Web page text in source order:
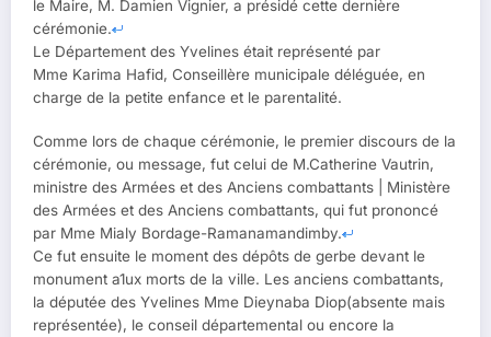
le Maire, M. Damien Vignier, a présidé cette dernière
cérémonie.
Le Département des Yvelines était représenté par
Mme Karima Hafid, Conseillère municipale déléguée, en
charge de la petite enfance et le parentalité.
Comme lors de chaque cérémonie, le premier discours de la
cérémonie, ou message, fut celui de M.Catherine Vautrin,
ministre des Armées et des Anciens combattants | Ministère
des Armées et des Anciens combattants, qui fut prononcé
par Mme Mialy Bordage-Ramanamandimby.
Ce fut ensuite le moment des dépôts de gerbe devant le
monument a1ux morts de la ville. Les anciens combattants,
la députée des Yvelines Mme Dieynaba Diop(absente mais
représentée), le conseil départemental ou encore la